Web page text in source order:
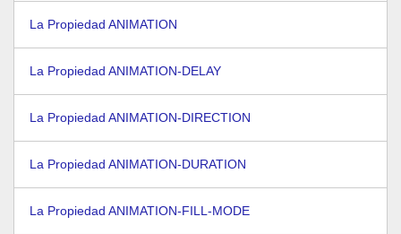
La Propiedad ANIMATION
La Propiedad ANIMATION-DELAY
La Propiedad ANIMATION-DIRECTION
La Propiedad ANIMATION-DURATION
La Propiedad ANIMATION-FILL-MODE